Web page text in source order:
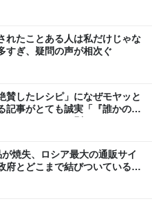
れたことある人は私だけじゃな
すぎ、疑問の声が相次ぐ
賛したレシピ」になぜモヤッと
事がとても誠実「『誰かのた
ないこと』は別」
焼失、ロシア最大の通販サイ
府とどこまで結びついているの